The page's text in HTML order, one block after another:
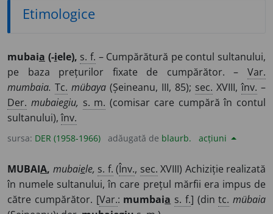
Etimologice
mubaia (-iele), s. f. – Cumpărătură pe contul sultanului,
pe baza prețurilor fixate de cumpărător. – Var.
mumbaia. Tc. mübaya (Șeineanu, III, 85); sec. XVIII,înv. –
Der. mubaiegiu, s. m. (comisar care cumpără în contul
sultanului),înv.
sursa: DER (1958-1966) adăugată de blaurb. acțiuni
MUBAIA, mubaiele, s. f. (Înv., sec. XVIII) Achiziție realizată
în numele sultanului, în care prețul mărfii era impus de
către cumpărător. [Var.: mumbaia s. f.] (dintc. mübaia